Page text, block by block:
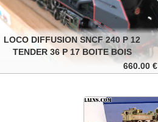
LOCO DIFFUSION SNCF 240 P 12
TENDER 36 P 17 BOITE BOIS
660.00 €
Add to cart